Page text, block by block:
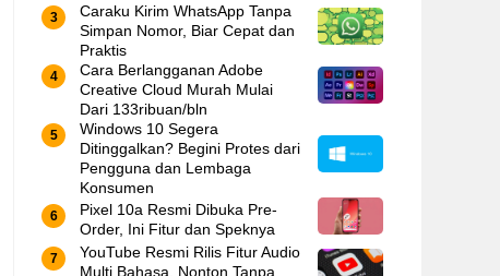
Caraku Kirim WhatsApp Tanpa
Simpan Nomor, Biar Cepat dan
Praktis
Cara Berlangganan Adobe
Creative Cloud Murah Mulai
Dari 133ribuan/bln
Windows 10 Segera
Ditinggalkan? Begini Protes dari
Pengguna dan Lembaga
Konsumen
Pixel 10a Resmi Dibuka Pre-
Order, Ini Fitur dan Speknya
YouTube Resmi Rilis Fitur Audio
Multi Bahasa, Nonton Tanpa